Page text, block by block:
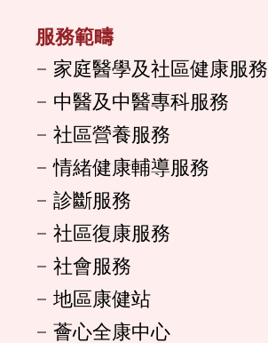
服務範疇
家庭醫學及社區健康服務
中醫及中醫專科服務
社區營養服務
情緒健康輔導服務
診斷服務
社區復康服務
社會服務
地區康健站
薈心全康中心